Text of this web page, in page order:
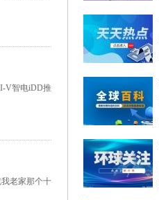
V智电iDD推
老家那个十